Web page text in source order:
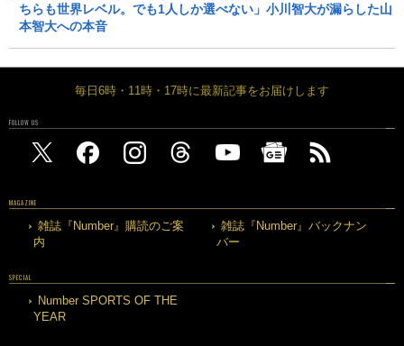
ちらも世界レベル。でも1人しか選べない」小川智大が漏らした山
本智大への本音
毎日6時・11時・17時に最新記事をお届けします
FOLLOW US
MAGAZINE
雑誌『Number』購読のご案
内
雑誌『Number』バックナン
バー
SPECIAL
Number SPORTS OF THE
YEAR